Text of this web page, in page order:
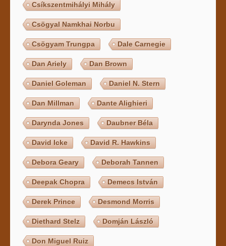
Csíkszentmihályi Mihály
Csögyal Namkhai Norbu
Csögyam Trungpa Dale Carnegie
Dan Ariely Dan Brown
Daniel Goleman Daniel N. Stern
Dan Millman Dante Alighieri
Darynda Jones Daubner Béla
David Icke David R. Hawkins
Debora Geary Deborah Tannen
Deepak Chopra Demecs István
Derek Prince Desmond Morris
Diethard Stelz Domján László
Don Miguel Ruiz